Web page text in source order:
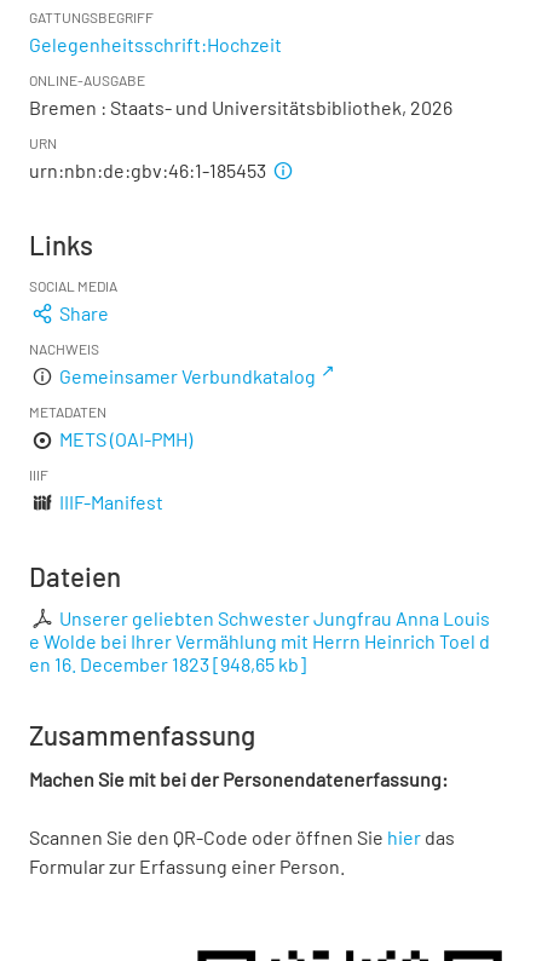
GATTUNGSBEGRIFF
Gelegenheitsschrift:Hochzeit
ONLINE-AUSGABE
Bremen : Staats- und Universitätsbibliothek, 2026
URN
urn:nbn:de:gbv:46:1-185453
Links
SOCIAL MEDIA
Share
NACHWEIS
Gemeinsamer Verbundkatalog
METADATEN
METS (OAI-PMH)
IIIF
IIIF-Manifest
Dateien
Unserer geliebten Schwester Jungfrau Anna Louis
e Wolde bei Ihrer Vermählung mit Herrn Heinrich Toel d
en 16. December 1823[948,65 kb]
Zusammenfassung
Machen Sie mit bei der Personendatenerfassung:
Scannen Sie den QR-Code oder öffnen Sie hier das
Formular zur Erfassung einer Person.